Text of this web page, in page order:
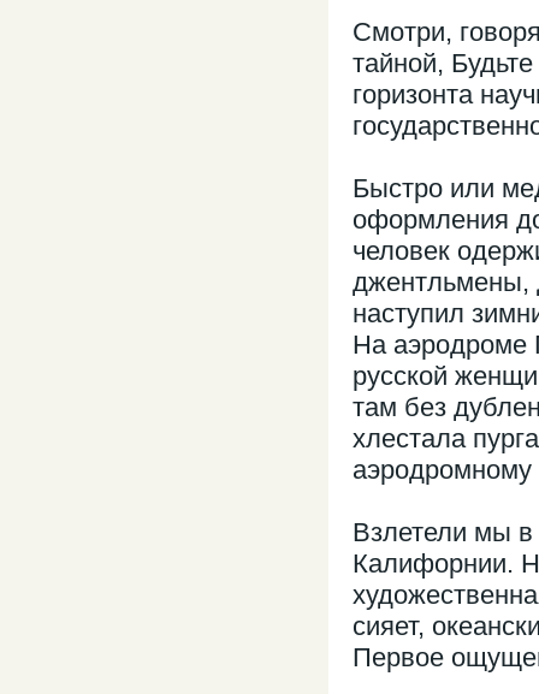
Смотри,
тайной,
горизонта
Быстро или
оформления
человек
джентльмены,
наступил
На аэродроме
русской
там без
хлестала
Взлетели мы
Калифорнии.
сияет,
Первое